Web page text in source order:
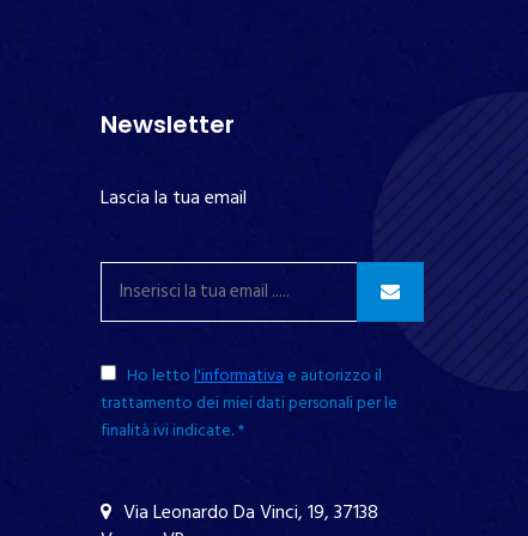
Newsletter
Lascia la tua email
Ho lettol'informativae autorizzo il
trattamento dei miei dati personali per le
finalità ivi indicate.*
Via Leonardo Da Vinci, 19, 37138